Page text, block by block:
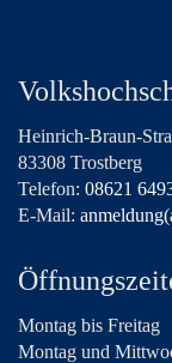
Heinrich-Braun-
83308 Trostberg
Telefon: 08621
E-Mail:
Montag bis Freitag
Montag und